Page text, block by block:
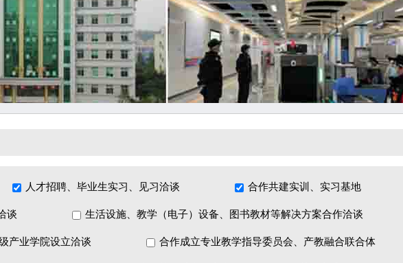
人才招聘、毕业生实习、见习洽谈 合作共建实训、实习基地
谈 生活设施、教学（电子）设备、图书教材等解决方案合作洽谈
产业学院设立洽谈 合作成立专业教学指导委员会、产教融合联合体